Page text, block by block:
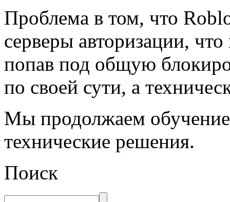
Проблема в том, что
серверы авторизации,
попав под общую
по своей сути, а
Мы продолжаем
технические решения.
Поиск